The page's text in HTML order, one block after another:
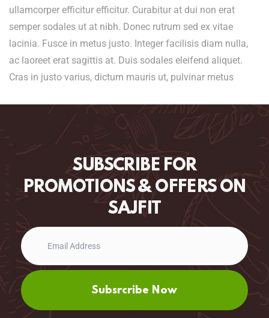
ullamcorper efficitur efficitur. Curabitur at dui non erat
semper sodales ut at nibh. Donec rutrum sed ex vitae
lacinia. Fusce in metus justo. Integer facilisis diam nulla,
ac laoreet erat sagittis at. Duis sodales eleifend aliquet.
Cras in justo varius, dictum mauris ut, pulvinar metus
SUBSCRIBE FOR
PROMOTIONS & OFFERS ON
SAJFIT
Subsrcribe Now